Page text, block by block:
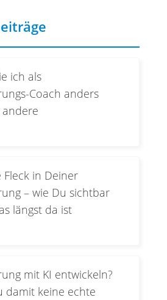
ich als
Coach anders
in Deiner
– wie Du sichtbar
längst da ist
mit KI entwickeln?
damit keine echte